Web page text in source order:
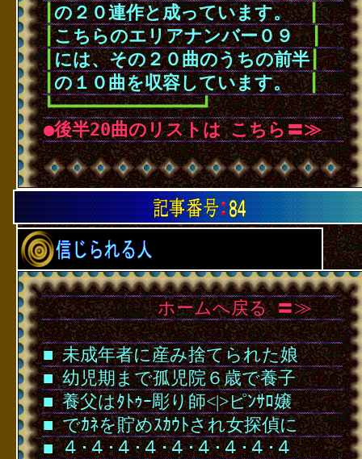
┃の２０連作と成っています。･･┃
┃こちらのエリアナンバー０９･･┃
┃には、その２０曲のうちの前半┃
┃の１０曲を収容しています。･･┃
┗━━━━━━━━━━━━━━┛
●後半20曲のリストは･こちら〓≫
････････････ ホームへ戻る･〓≫
･
■･未成年者に産み捨てられた娘
■･幼児期まで孤児院６歳で養子
■･養父はﾀﾄｩｰ彫り師<|>ピﾝｻﾛ嬢
■･でｶﾈを貯めｽｶｳﾄされ女探偵に
■･４･４･４･４･４･４･４･４･４